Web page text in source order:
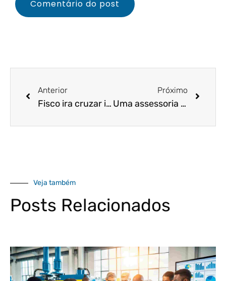
Anterior
Fisco ira cruzar informações de Banco com o Imposto Renda e apertar o contribuinte.
Próximo
Uma assessoria contábil pode salvar negócios
Veja também
Posts Relacionados